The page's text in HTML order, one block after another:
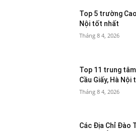
Top 5 trường
Nội tốt nhất
Tháng 8 4, 2026
Top 11 trung
Cầu Giấy, Hà
Tháng 8 4, 2026
Các Địa Chỉ Đào